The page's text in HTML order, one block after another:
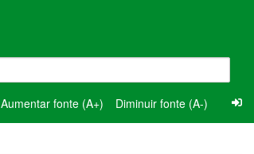
Aumentar fonte (A+) Diminuir fonte (A-)